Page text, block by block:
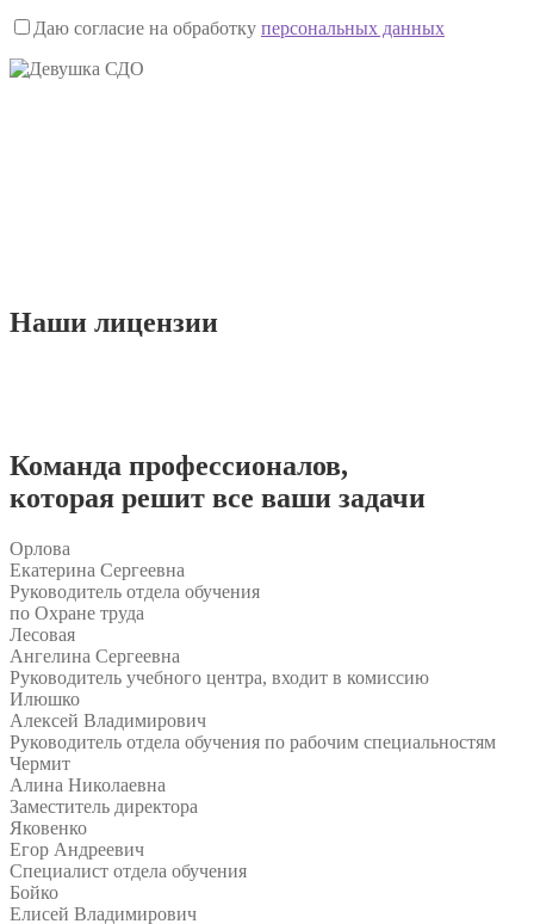
Даю согласие на обработку персональных данных
Наши лицензии
Команда профессионалов,
которая решит все ваши задачи
Орлова
Екатерина Сергеевна
Руководитель отдела обучения
по Охране труда
Лесовая
Ангелина Сергеевна
Руководитель учебного центра, входит в комиссию
Илюшко
Алексей Владимирович
Руководитель отдела обучения по рабочим специальностям
Чермит
Алина Николаевна
Заместитель директора
Яковенко
Егор Андреевич
Специалист отдела обучения
Бойко
Елисей Владимирович